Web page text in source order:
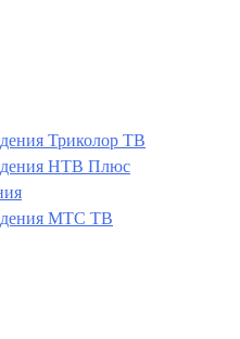
Триколор ТВ
НТВ Плюс
МТС ТВ